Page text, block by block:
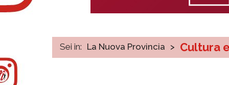
Sei in: La Nuova Provincia > Cultura